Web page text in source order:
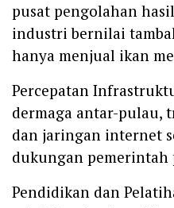
pusat pengolahan
industri bernilai
hanya menjual ikan
Percepatan
dermaga antar-pulau,
dan jaringan internet
dukungan pemerintah
Pendidikan dan